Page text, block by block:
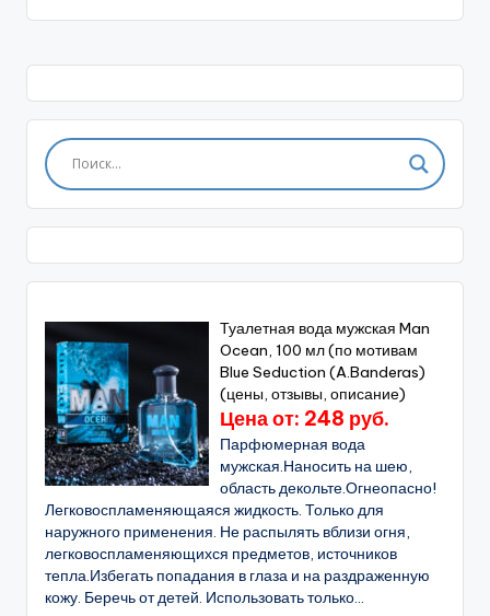
Туалетная вода мужская Man
Ocean, 100 мл (по мотивам
Blue Seduction (A.Banderas)
(цены, отзывы, описание)
Цена от: 248 руб.
Парфюмерная вода
мужская.Наносить на шею,
область декольте.Огнеопасно!
Легковоспламеняющаяся жидкость. Только для
наружного применения. Не распылять вблизи огня,
легковоспламеняющихся предметов, источников
тепла.Избегать попадания в глаза и на раздраженную
кожу. Беречь от детей. Использовать только...